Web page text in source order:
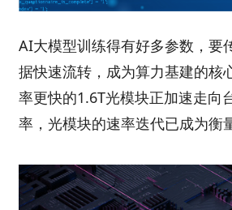
AI大模型训练得有好多参数，要
据快速流转，成为算力基建的核
率更快的1.6T光模块正加速走向
率，光模块的速率迭代已成为衡